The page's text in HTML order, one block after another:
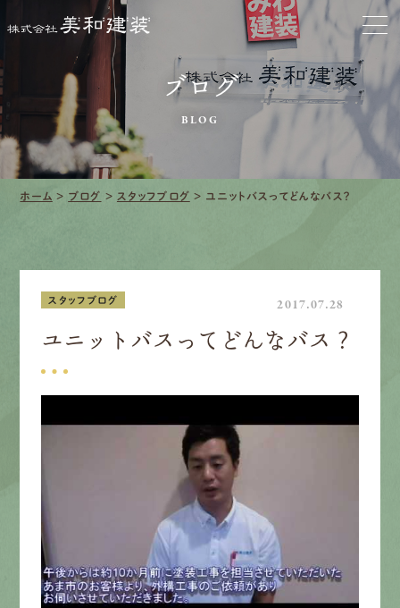
お家をきれいに
会社をきれいに
クリーニング
施工事例
採用情報
有資格者が、無料建物診断いたします!!
ブログ
BLOG
ホーム > ブログ > スタッフブログ > ユニットバスってどんなバス？
スタッフブログ 2017.07.28
ユニットバスってどんなバス？